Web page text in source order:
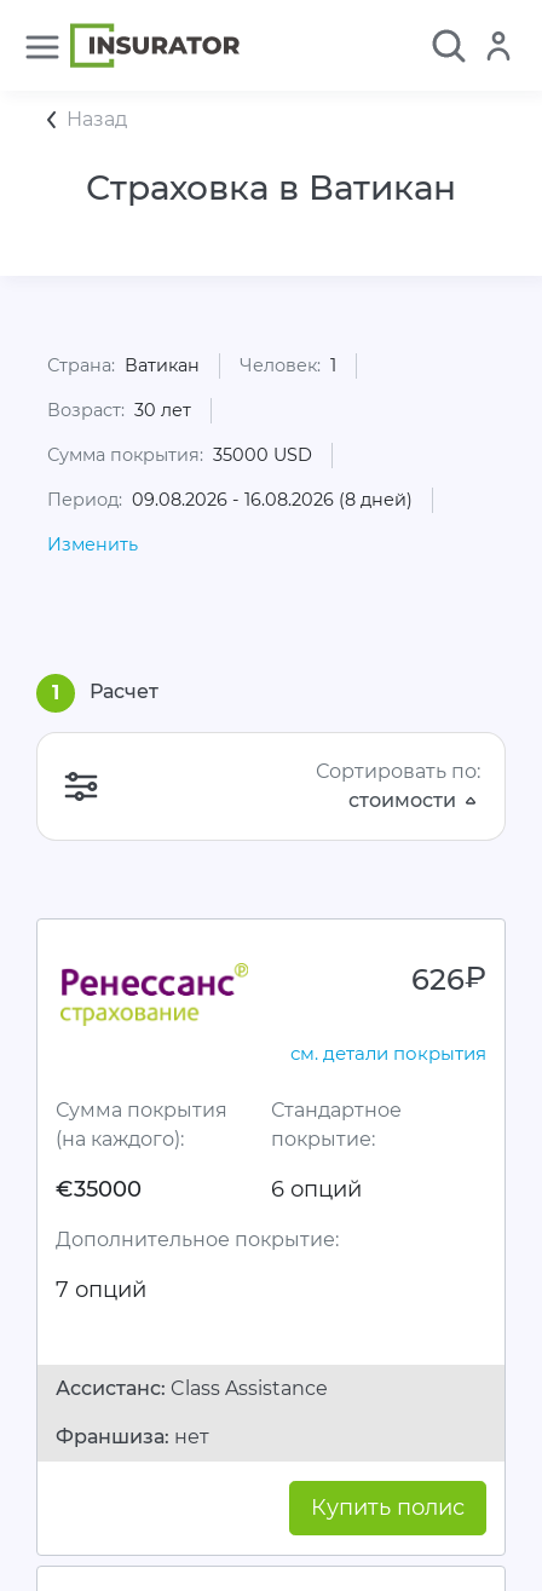
Назад
Страховка в Ватикан
Страна: Ватикан Человек: 1
Возраст: 30 лет
Сумма покрытия: 35000 USD
Период: 09.08.2026 - 16.08.2026 (8 дней)
Изменить
1 Расчет
Сортировать по:
стоимости
626руб.
см. детали покрытия
Сумма покрытия
(на каждого):
€35000
Стандартное
покрытие:
6 опций
Дополнительное покрытие:
7 опций
Ассистанc: Class Assistance
Франшиза: нет
Купить полис